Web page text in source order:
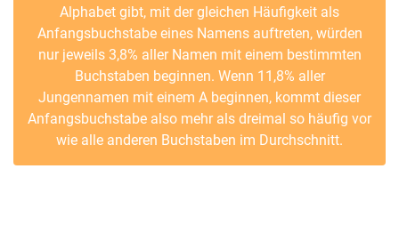
Alphabet gibt, mit der gleichen Häufigkeit als
Anfangsbuchstabe eines Namens auftreten, würden
nur jeweils 3,8% aller Namen mit einem bestimmten
Buchstaben beginnen. Wenn 11,8% aller
Jungennamen mit einem A beginnen, kommt dieser
Anfangsbuchstabe also mehr als dreimal so häufig vor
wie alle anderen Buchstaben im Durchschnitt.